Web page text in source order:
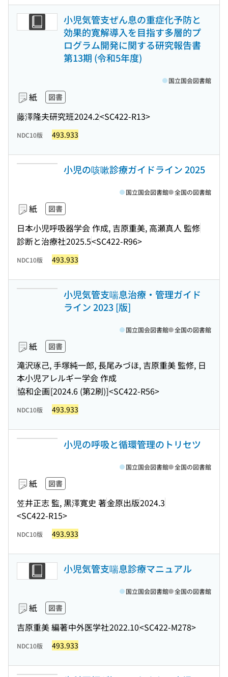
小児気管支ぜん息の重症化予防と
効果的寛解導入を目指す多層的プ
ログラム開発に関する研究報告書
第13期 (令和5年度)
紙 図書
藤澤隆夫研究班2024.2<SC422-R13>
国立国会図書館
NDC10版 493.933
小児の咳嗽診療ガイドライン 2025
紙 図書
日本小児呼吸器学会 作成, 吉原重美, 高瀬真人 監修
診断と治療社2025.5<SC422-R96>
国立国会図書館 全国の図書館
NDC10版 493.933
小児気管支喘息治療・管理ガイド
ライン 2023 [版]
紙 図書
滝沢琢己, 手塚純一郎, 長尾みづほ, 吉原重美 監修, 日
本小児アレルギー学会 作成
協和企画[2024.6 (第2刷)]<SC422-R56>
国立国会図書館 全国の図書館
NDC10版 493.933
小児の呼吸と循環管理のトリセツ
紙 図書
笠井正志 監, 黒澤寛史 著金原出版2024.3
<SC422-R15>
国立国会図書館 全国の図書館
NDC10版 493.933
小児気管支喘息診療マニュアル
紙 図書
吉原重美 編著中外医学社2022.10<SC422-M278>
国立国会図書館 全国の図書館
NDC10版 493.933